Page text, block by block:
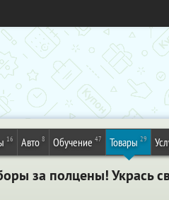
16 Авто 8 Обучение 47 Товары 29
за полцены! Укрась